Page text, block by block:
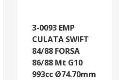
3-0093 EMP
CULATA SWIFT
84/88 FORSA
86/88 Mt G10
993cc Ø74.70mm